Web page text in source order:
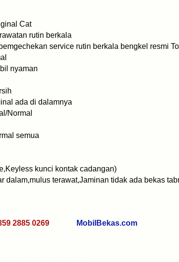
Cat
rutin berkala
service rutin berkala bengkel resmi
nyaman
ada di dalamnya
Normal
semua
kunci kontak cadangan)
dalam,mulus terawat,Jaminan tidak ada bekas
2885 0269 MobilBekas.com